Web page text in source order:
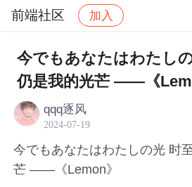
前端社区 加入
社区 前端社区 感慨
今でもあなたはわたし
仍是我的光芒 ——《
qqq逐风
2024-07-19
今でもあなたはわたしの光 时
芒 ——《Lemon》